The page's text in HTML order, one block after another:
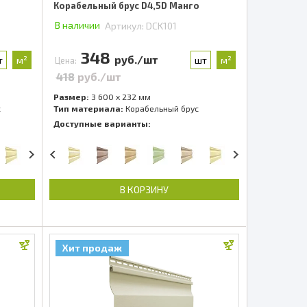
м²
Корабельный брус D4,5D Манго
В наличии Артикул: DCK101
Цена: 348 руб./шт шт м²
418 руб./шт
Размер: 3 600 x 232 мм
Тип материала: Корабельный брус
Доступные варианты:
В КОРЗИНУ
Хит продаж